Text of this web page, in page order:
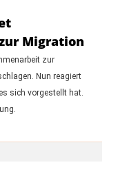
Migration
zur
Nun reagiert
sich vorgestellt hat.